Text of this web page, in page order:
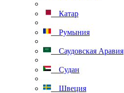
Катар
Румыния
Саудовская Аравия
Судан
Швеция